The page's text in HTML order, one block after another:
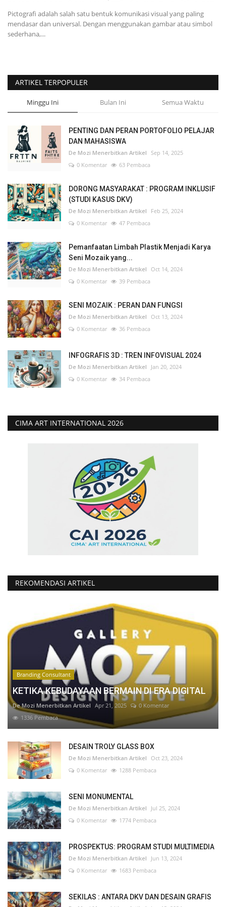
Pictografi adalah salah satu bentuk komunikasi visual yang paling
mendasar dan universal. Dengan menggunakan gambar atau simbol
sederhana,...
ARTIKEL TERPOPULER
Minggu Ini Bulan Ini Semua Waktu
PENTING DAN PERAN PORTOFOLIO PELAJAR
DAN MAHASISWA
De Mozi Menerbitkan Artikel
Sep 14, 2025
0 Komentar
63 Pembaca
DORONG MASYARAKAT : PROGRAM INKLUSIF
(STUDI KASUS DKV)
De Mozi Menerbitkan Artikel
Feb 25, 2024
0 Komentar
47 Pembaca
Pemanfaatan Limbah Plastik Menjadi Karya
Seni Mozaik yang...
De Mozi Menerbitkan Artikel
Oct 14, 2024
0 Komentar
39 Pembaca
SENI MOZAIK : PERAN DAN FUNGSI
De Mozi Menerbitkan Artikel
Oct 13, 2024
0 Komentar
36 Pembaca
INFOGRAFIS 3D : TREN INFOVISUAL 2024
De Mozi Menerbitkan Artikel
Jan 20, 2024
0 Komentar
34 Pembaca
CIMA ART INTERNATIONAL 2026
REKOMENDASI ARTIKEL
Branding Consultant
KETIKA KEBUDAYAAN BERMAIN DI ERA DIGITAL
De Mozi Menerbitkan Artikel Apr 21, 2025
0 Komentar
1336 Pembaca
DESAIN TROLY GLASS BOX
De Mozi Menerbitkan Artikel
Oct 23, 2024
0 Komentar
1288 Pembaca
SENI MONUMENTAL
De Mozi Menerbitkan Artikel
Jul 25, 2024
0 Komentar
1774 Pembaca
PROSPEKTUS: PROGRAM STUDI MULTIMEDIA
De Mozi Menerbitkan Artikel
Jun 13, 2024
0 Komentar
1683 Pembaca
SEKILAS : ANTARA DKV DAN DESAIN GRAFIS